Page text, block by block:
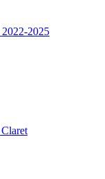
2025